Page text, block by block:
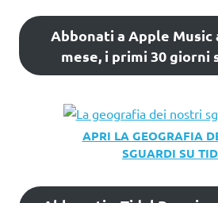
Abbonati a Apple Music
mese, i primi 30 giorni
APRI LA GEOGRAFIA
SGUARDI SU